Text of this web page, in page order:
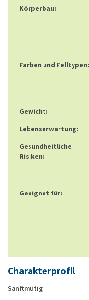
Körperbau:
Farben und Felltypen:
Gewicht:
Lebenserwartung:
Gesundheitliche
Risiken:
Geeignet für:
Charakterprofil
Sanftmütig